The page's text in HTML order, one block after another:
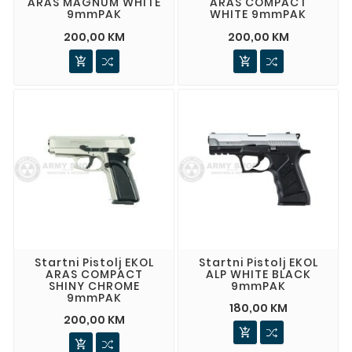
9mmPAK
200,00 KM

WHITE 9mmPAK
200,00 KM

Startni Pistolj EKOL
ARAS COMPACT
SHINY CHROME
9mmPAK
200,00 KM

Startni Pistolj EKOL
ALP WHITE BLACK
9mmPAK
180,00 KM
